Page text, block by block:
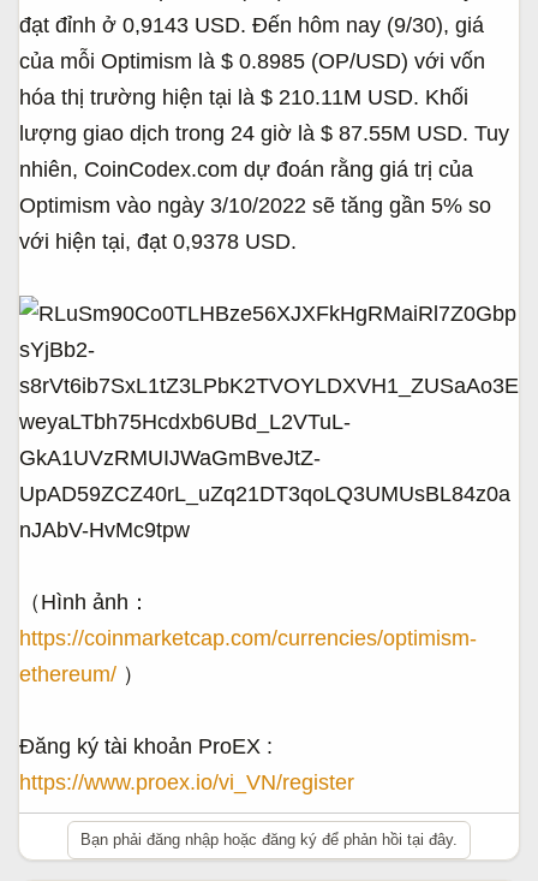
đạt đỉnh ở 0,9143 USD. Đến hôm nay (9/30), giá
của mỗi Optimism là $ 0.8985 (OP/USD) với vốn
hóa thị trường hiện tại là $ 210.11M USD. Khối
lượng giao dịch trong 24 giờ là $ 87.55M USD. Tuy
nhiên, CoinCodex.com dự đoán rằng giá trị của
Optimism vào ngày 3/10/2022 sẽ tăng gần 5% so
với hiện tại, đạt 0,9378 USD.
（Hình ảnh：
https://coinmarketcap.com/currencies/optimism-
ethereum/ ）
Đăng ký tài khoản ProEX :
https://www.proex.io/vi_VN/register
Bạn phải đăng nhập hoặc đăng ký để phản hồi tại đây.